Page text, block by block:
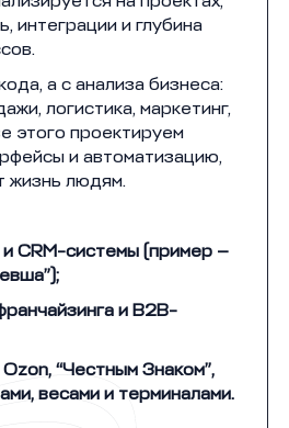
интеграции и глубина
а с анализа бизнеса:
логистика, маркетинг,
этого проектируем
и автоматизацию,
жизнь людям.
CRM-системы (пример —
и B2B-
“Честным Знаком”,
весами и терминалами.